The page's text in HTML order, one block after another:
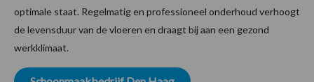
optimale staat. Regelmatig en professioneel onderhoud verhoogt
de levensduur van de vloeren en draagt bij aan een gezond
werkklimaat.